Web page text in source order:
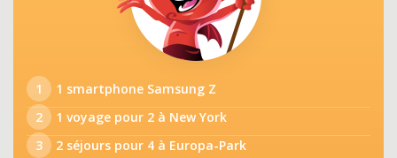
1
1 smartphone Samsung Z
2
1 voyage pour 2 à New York
3
2 séjours pour 4 à Europa-Park